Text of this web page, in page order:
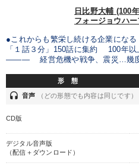
全国経営者セミナー収録物以外の経
しいただけます
成功哲学・人間学 井上和弘
日比野大輔 (100
フォージョウハ
●これからも繁栄し続ける企業にな
「１話３分」150話に集約 100年以
――― 経営危機や戦争、震災…幾
形 態
headset 音声 （どの形態でも内容は同じです）
CD版
デジタル音声版
（配信＋ダウンロード）